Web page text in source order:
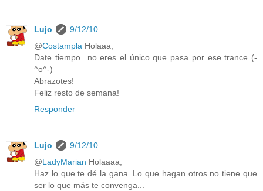
Lujo
9/12/10
@Costampla Holaaa,
Date tiempo...no eres el único que pasa por ese trance (-
^o^-)
Abrazotes!
Feliz resto de semana!
Responder
Lujo
9/12/10
@LadyMarian Holaaaa,
Haz lo que te dé la gana. Lo que hagan otros no tiene que
ser lo que más te convenga...